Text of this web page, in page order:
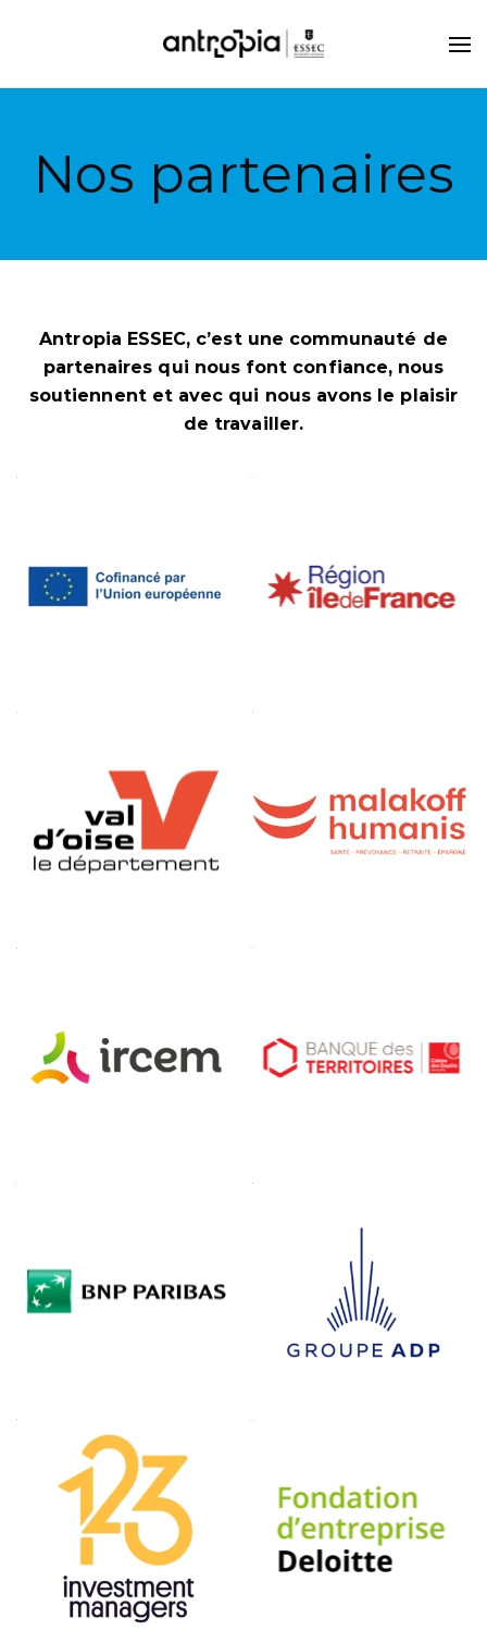
Nos partenaires
Antropia ESSEC, c’est une communauté de
partenaires qui nous font confiance, nous
soutiennent et avec qui nous avons le plaisir
de travailler.
Région Ile-
de-France
Malakoff
Humanis
Banque
des
Territoires
Groupe
Fondation
Le Kiif